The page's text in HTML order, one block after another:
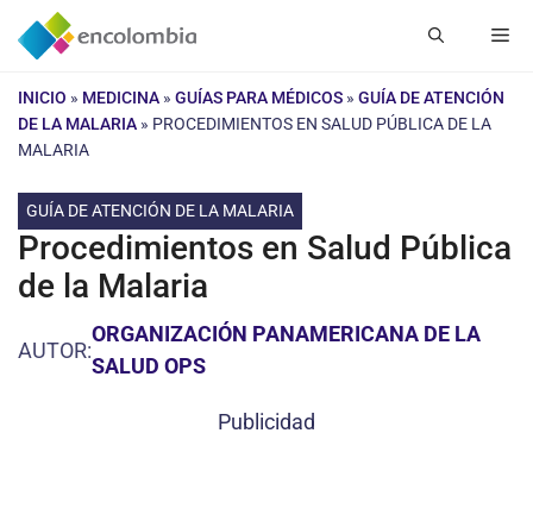
Saltar
INICIO » MEDICINA » GUÍAS PARA MÉDICOS » GUÍA DE ATENCIÓN
DE LA MALARIA » PROCEDIMIENTOS EN SALUD PÚBLICA DE LA
MALARIA
GUÍA DE ATENCIÓN DE LA MALARIA
Procedimientos en Salud Pública
de la Malaria
AUTOR:
ORGANIZACIÓN PANAMERICANA DE LA
SALUD OPS
Publicidad